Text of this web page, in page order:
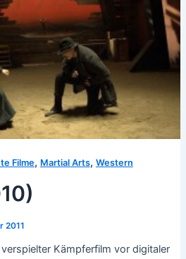
Filme, Martial Arts, Western
2011
Kämpferfilm vor digitaler